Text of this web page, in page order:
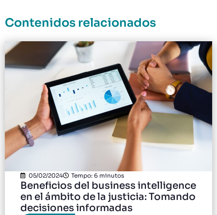
Contenidos relacionados
05/02/2024 Tempo: 6 minutos
Beneficios del business intelligence
en el ámbito de la justicia: Tomando
decisiones informadas